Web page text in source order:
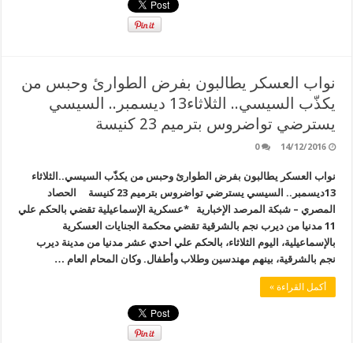
نواب العسكر يطالبون بفرض الطوارئ وحبس من
يكذّب السيسي.. الثلاثاء13 ديسمبر.. السيسي
يسترضي تواضروس بترميم 23 كنيسة
14/12/2016
0
نواب العسكر يطالبون بفرض الطوارئ وحبس من يكذّب السيسي..الثلاثاء
13ديسمبر.. السيسي يسترضي تواضروس بترميم 23 كنيسة الحصاد
المصري – شبكة المرصد الإخبارية *عسكرية الإسماعيلية تقضي بالحكم علي
11 مدنيا من ديرب نجم بالشرقية تقضي محكمة الجنايات العسكرية
بالإسماعيلية، اليوم الثلاثاء، بالحكم علي احدي عشر مدنيا من مدينة ديرب
نجم بالشرقية، بينهم مهندسين وطلاب وأطفال. وكان المحام العام …
أكمل القراءة »